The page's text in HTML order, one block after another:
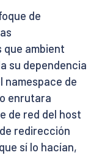
de
que ambient
su dependencia
namespace de
enrutara
de red del host
redirección
sí lo hacían,